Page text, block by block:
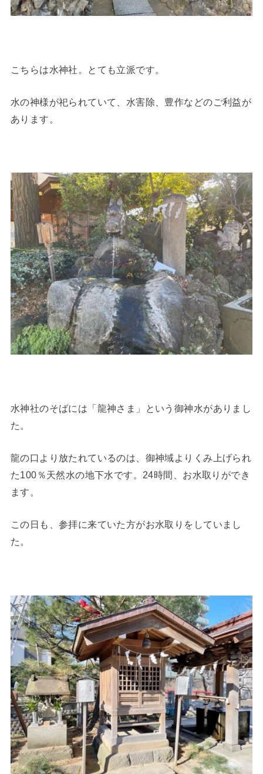
こちらは水神社。とても立派です。
水の神様が祀られていて、水害除、豊作などのご利益が
あります。
水神社のそばには「龍神さま」という御神水がありまし
た。
龍の口より放たれているのは、御神域よりくみ上げられ
た100％天然水の地下水です。24時間、お水取りができ
ます。
この日も、参拝に来ていた方がお水取りをしていまし
た。